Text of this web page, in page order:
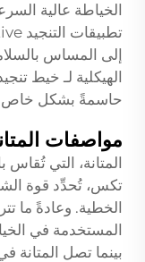
الخياطة عالية
إلى المساس
الهيكلية لـ خيط
حاسمةً بشكل
مواصفات
المتانة، التي
تكس، تُحدِّد قوة
الخطية. وعادةً ما
المستخدمة في
بينما تصل المتانة